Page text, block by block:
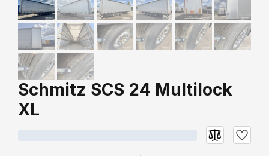
Schmitz SCS 24 Multilock
XL